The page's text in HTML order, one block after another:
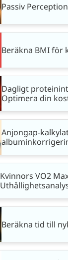
Passiv
Beräkna BMI för
Dagligt
Optimera din
Anjongap-
Kvinnors VO2
Beräkna tid till